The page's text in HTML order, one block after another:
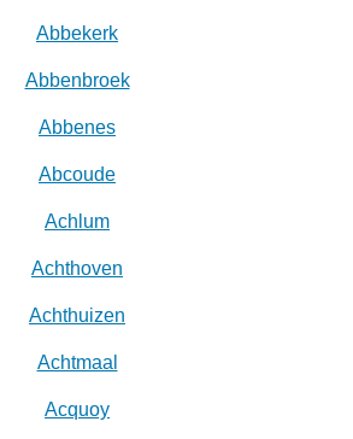
Abbekerk
Abbenbroek
Abbenes
Abcoude
Achlum
Achthoven
Achthuizen
Achtmaal
Acquoy